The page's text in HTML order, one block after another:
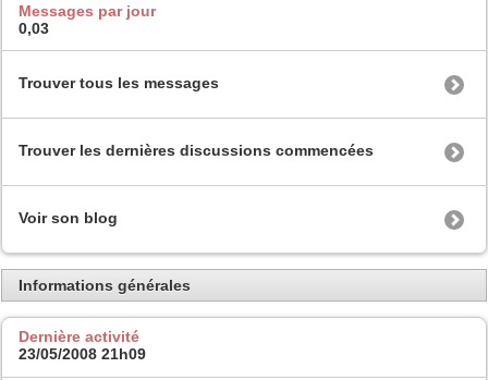
Messages par jour
0,03
Trouver tous les messages
Trouver les dernières discussions commencées
Voir son blog
Informations générales
Dernière activité
23/05/2008 21h09